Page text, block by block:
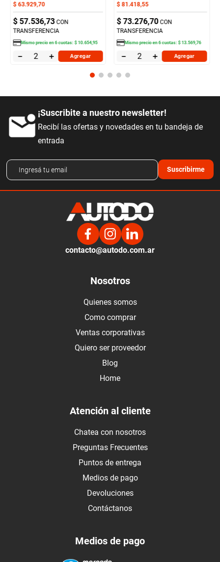
$ 63.929,70
$ 57.536,73 CON
TRANSFERENCIA
Mismo precio en6cuotas:$ 10.654,95
＋
－ Agregar
$ 81 .418,55
$ 73.276,70 CON
TRANSFERENCIA
Mismo precio en6cuotas:$ 13.569,76
＋
－ Agregar
¡Suscribite a nuestro newsletter!
Recibí las ofertas y novedades en tu bandeja de
entrada
Suscribirme
contacto@autodo.com.ar
Nosotros
Quienes somos
Como comprar
Ventas corporativas
Quiero ser proveedor
Blog
Home
Atención al cliente
Chatea con nosotros
Preguntas Frecuentes
Puntos de entrega
Medios de pago
Devoluciones
Contáctanos
Medios de pago